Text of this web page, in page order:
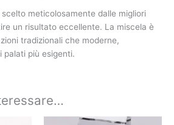
meticolosamente dalle migliori
un risultato eccellente. La miscela è
tradizionali che moderne,
palati più esigenti.